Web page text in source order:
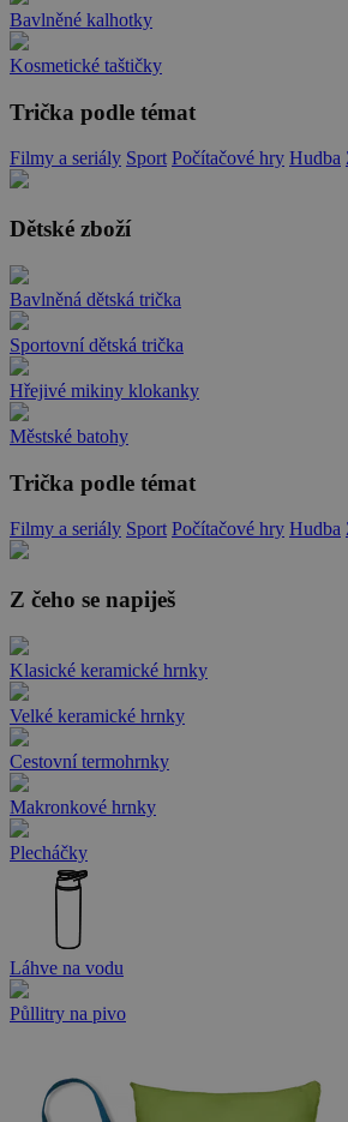
Bavlněné kalhotky
Kosmetické taštičky
Trička podle témat
Filmy a seriály Sport Počítačové hry Hudba
Dětské zboží
Bavlněná dětská trička
Sportovní dětská trička
Hřejivé mikiny klokanky
Městské batohy
Trička podle témat
Filmy a seriály Sport Počítačové hry Hudba
Z čeho se napiješ
Klasické keramické hrnky
Velké keramické hrnky
Cestovní termohrnky
Makronkové hrnky
Plecháčky
Láhve na vodu
Půllitry na pivo